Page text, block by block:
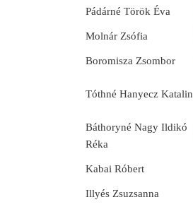
Pádárné Török Éva
Molnár Zsófia
Boromisza Zsombor
Tóthné Hanyecz Katalin
Báthoryné Nagy Ildikó
Réka
Kabai Róbert
Illyés Zsuzsanna